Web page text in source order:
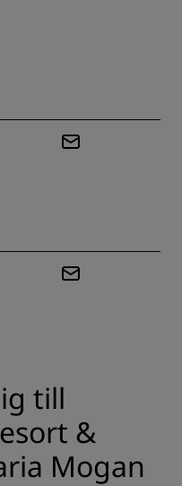
till
&
Mogan